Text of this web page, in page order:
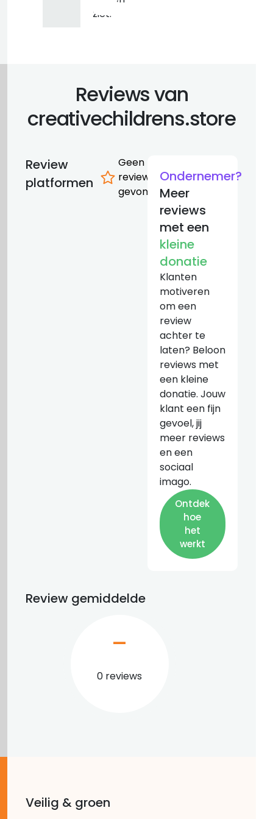
ziet.
Reviews van
creativechildrens.store
Review
platformen
Geen
reviews
gevonden
Ondernemer?
Meer
reviews
met een
kleine
donatie
Klanten
motiveren
om een
review
achter te
laten? Beloon
reviews met
een kleine
donatie. Jouw
klant een fijn
gevoel, jij
meer reviews
en een
sociaal
imago.
Ontdek
hoe
het
werkt
Review gemiddelde
0 reviews
–
Veilig & groen